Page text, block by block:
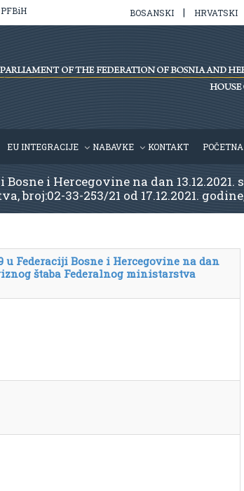
BOSANSKI | HRVATSKI
EU INTEGRACIJE NABAVKE KONTAKT POČETNA
i Hercegovine na dan
33-253/21 od 17.12.2021.
Federaciji Bosne i Hercegovine na dan
štaba Federalnog ministarstva